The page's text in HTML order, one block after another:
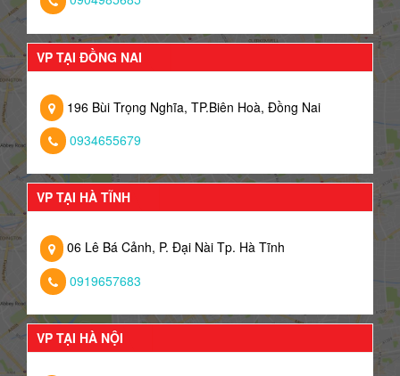
VP TẠI ĐỒNG NAI
196 Bùi Trọng Nghĩa, TP.Biên Hoà, Đồng Nai
0934655679
VP TẠI HÀ TĨNH
06 Lê Bá Cảnh, P. Đại Nài Tp. Hà Tĩnh
0919657683
VP TẠI HÀ NỘI